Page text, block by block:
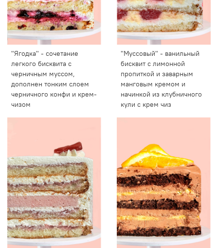
"Ягодка" - сочетание
легкого бисквита с
черничным муссом,
дополнен тонким слоем
черничного конфи и крем-
чизом
"Муссовый" - ванильный
бисквит с лимонной
пропиткой и заварным
манговым кремом и
начинкой из клубничного
кули с крем чиз